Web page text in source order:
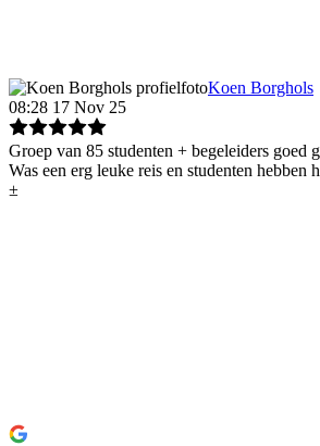
Koen Borghols
08:28 17 Nov 25
Groep van 85 studenten + begeleiders goed
Was een erg leuke reis en studenten hebben
±